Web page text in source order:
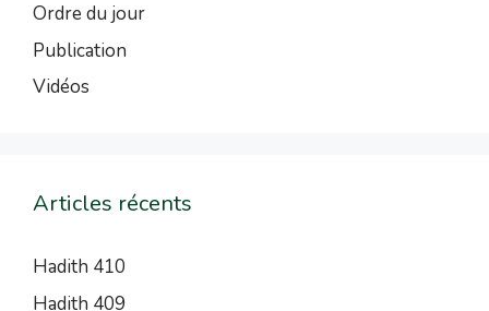
Ordre du jour
Publication
Vidéos
Articles récents
Hadith 410
Hadith 409